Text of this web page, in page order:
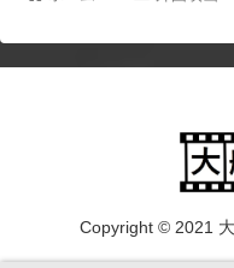
Copyright © 2021